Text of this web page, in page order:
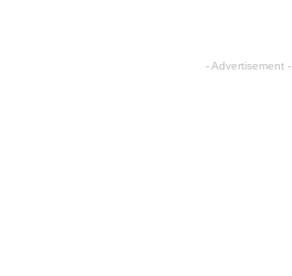
- Advertisement -